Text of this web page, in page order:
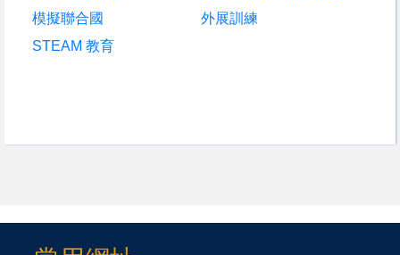
模擬聯合國
外展訓練
STEAM 教育